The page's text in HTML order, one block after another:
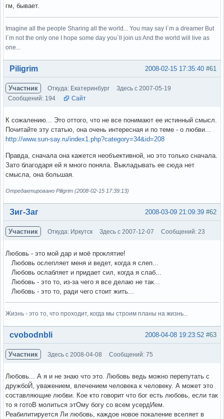
гм, бывает.
Imagine all the people Sharing all the world... You may say I`m a dreamer But
I`m not the only one I hope some day you`ll join us And the world will live as
one...
Вне форума #61
2008-02-15 17:35:40
Piligrim
Участник Откуда: Екатеринбург
Здесь с 2007-05-19
Сообщений: 194
Сайт
К сожалению... Это оттого, что не все понимают ее истинный смысл.
Почитайте эту статью, она очень интересная и по теме - о любви...
http://www.sun-say.ru/index1.php?category=34&id=208
Правда, сначала она кажется необъективной, но это только сначала.
Зато благодаря ей я много поняла. Выкладывать ее сюда нет
смысла, она большая.
Отредактировано Piligrim (2008-02-15 17:39:13)
Вне форума #62
2008-03-09 21:09:39
Зиг-Заг
Участник Откуда: Иркутск Здесь с 2007-12-07 Сообщений: 23
Любовь - это мой дар и моё проклятие!
Любовь ослепляет меня и ведет, когда я слеп...
Любовь ослабляет и придает сил, когда я слаб...
Любовь - это то, из-за чего я все делаю не так...
Любовь - это то, ради чего стоит жить...
Жизнь - это то, что проходит, когда мы строим планы на жизнь...
Вне форума #63
2008-04-08 19:23:52
cvobodnbli
Участник Здесь с 2008-04-08 Сообщений: 75
Любовь... А я и не знаю что это. Любовь ведь можно перепутать с
дружбоЙ, уважением, влечением человека к человеку. А может это
составляющие любви. Кое кто говорит что бог есть любовь, если так
то я готоВ молиться этОму богу со всем усердИем.
Реабилитируется Ли любовь, каждое новое покаление вселяет в